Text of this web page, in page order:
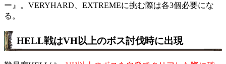
ー』。VERYHARD、EXTREMEに挑む際は各3個必要にな
る。
HELL戦はVH以上のボス討伐時に出現